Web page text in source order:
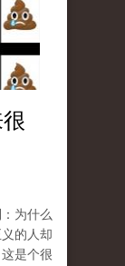
为什么
的人却
是个很